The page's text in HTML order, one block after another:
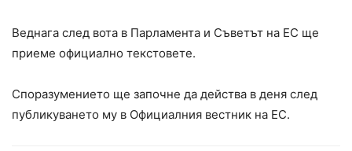
Веднага след вота в Парламента и Съветът на ЕС ще
приеме официално текстовете.
Споразумението ще започне да действа в деня след
публикуването му в Официалния вестник на ЕС.